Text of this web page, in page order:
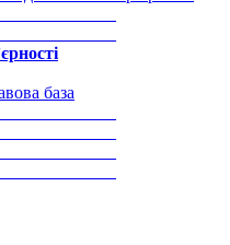
база